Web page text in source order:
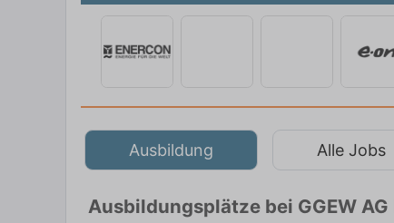
Ausbildung Alle Jobs
Ausbildungsplätze bei GGEW